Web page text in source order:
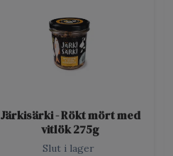
Järkisärki - Rökt mört med
vitlök 275g
Slut i lager